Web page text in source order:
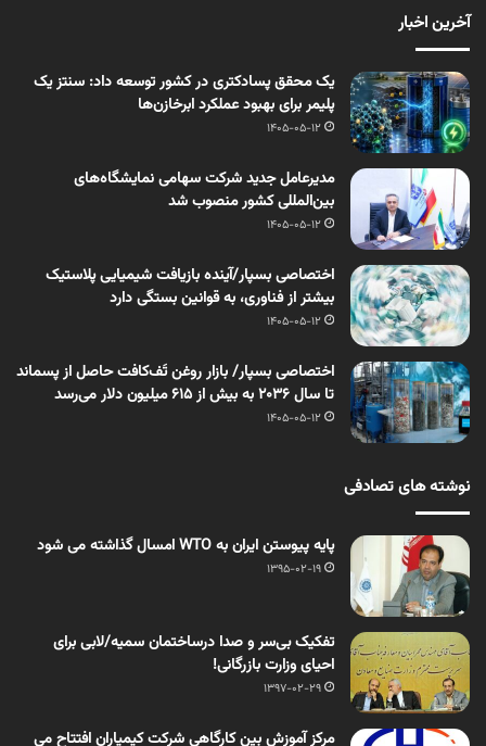
آخرین اخبار
یک محقق پسادکتری در کشور توسعه داد: سنتز یک
پلیمر برای بهبود عملکرد ابرخازن‌ها
1405-05-12
مدیرعامل جدید شرکت سهامی نمایشگاه‌های
بین‌المللی کشور منصوب شد
1405-05-12
اختصاصی بسپار/آینده بازیافت شیمیایی پلاستیک
بیشتر از فناوری، به قوانین بستگی دارد
1405-05-12
اختصاصی بسپار/ بازار روغن تَف‌کافت حاصل از پسماند
تا سال ۲۰۳۶ به بیش از ۶۱۵ میلیون دلار می‌رسد
1405-05-12
نوشته های تصادفی
پایه پیوستن ایران به WTO امسال گذاشته می شود
1395-02-19
تفکیک بی‌سر و صدا درساختمان سمیه/لابی‌ برای
احیای وزارت بازرگانی!
1397-02-29
مرکز آموزش بین کارگاهی شرکت کیمیاران افتتاح می